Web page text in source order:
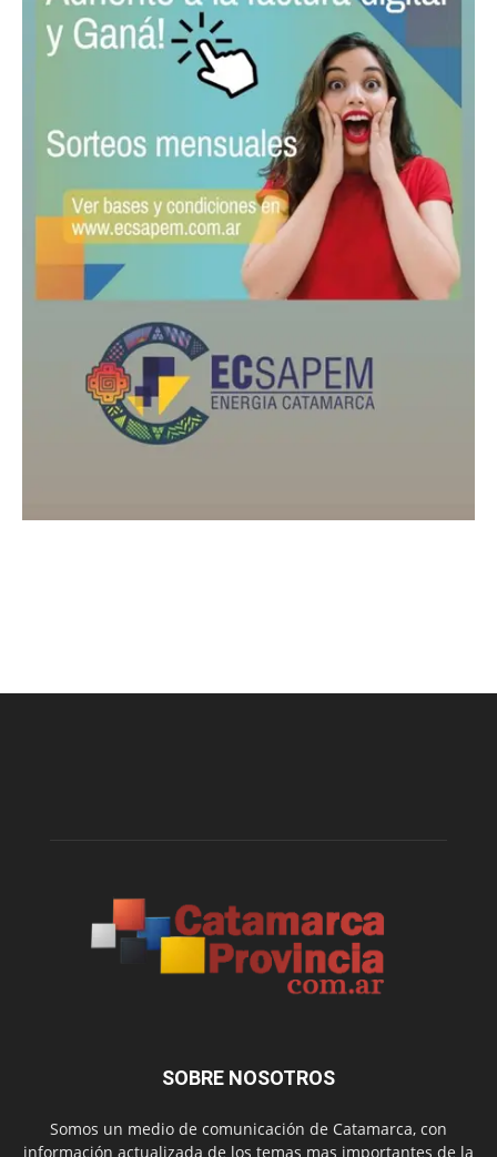
SOBRE NOSOTROS
Somos un medio de comunicación de Catamarca, con
información actualizada de los temas mas importantes de la